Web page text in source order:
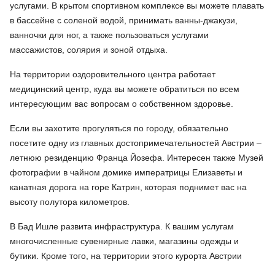
услугами. В крытом спортивном комплексе вы можете плавать
в бассейне с соленой водой, принимать ванны-джакузи,
ванночки для ног, а также пользоваться услугами
массажистов, солярия и зоной отдыха.
На территории оздоровительного центра работает
медицинский центр, куда вы можете обратиться по всем
интересующим вас вопросам о собственном здоровье.
Если вы захотите прогуляться по городу, обязательно
посетите одну из главных достопримечательностей Австрии –
летнюю резиденцию Франца Йозефа. Интересен также Музей
фотографии в чайном домике императрицы Елизаветы и
канатная дорога на горе Катрин, которая поднимет вас на
высоту полутора километров.
В Бад Ишле развита инфраструктура. К вашим услугам
многочисленные сувенирные лавки, магазины одежды и
бутики. Кроме того, на территории этого курорта Австрии